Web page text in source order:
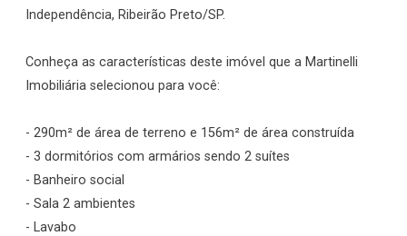
Independência, Ribeirão Preto/SP.
Conheça as características deste imóvel que a Martinelli
Imobiliária selecionou para você:
- 290m² de área de terreno e 156m² de área construída
- 3 dormitórios com armários sendo 2 suítes
- Banheiro social
- Sala 2 ambientes
- Lavabo